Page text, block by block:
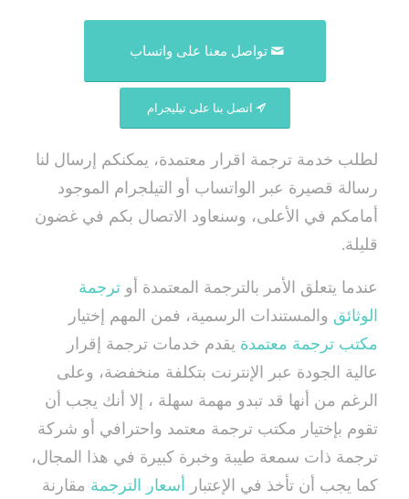
تواصل معنا على واتساب
اتصل بنا على تيليجرام
لطلب خدمة ترجمة اقرار معتمدة، يمكنكم إرسال لنا
رسالة قصيرة عبر الواتساب أو التيلجرام الموجود
أمامكم في الأعلى، وسنعاود الاتصال بكم في غضون
قليلة.
عندما يتعلق الأمر بالترجمة المعتمدة أو ترجمة
الوثائق والمستندات الرسمية، فمن المهم إختيار
مكتب ترجمة معتمدة يقدم خدمات ترجمة إقرار
عالية الجودة عبر الإنترنت بتكلفة منخفضة، وعلى
الرغم من أنها قد تبدو مهمة سهلة ، إلا أنك يجب أن
تقوم بإختيار مكتب ترجمة معتمد واحترافي أو شركة
ترجمة ذات سمعة طيبة وخبرة كبيرة في هذا المجال،
كما يجب أن تأخذ في الإعتبار
أسعار الترجمة مقارنة